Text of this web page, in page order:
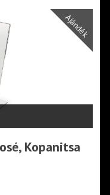
Ajándék
Kopanitsa